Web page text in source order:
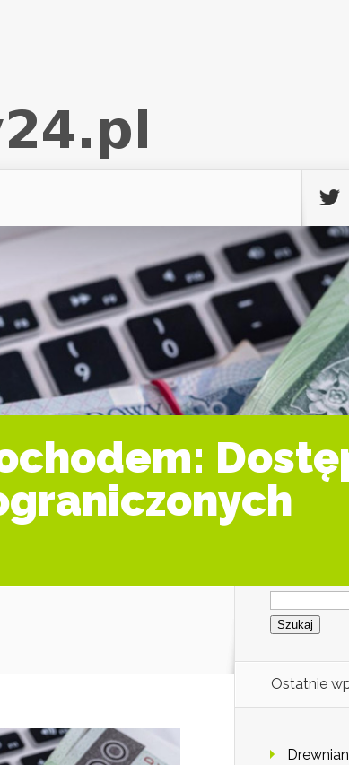
Szukaj:
Ostatnie